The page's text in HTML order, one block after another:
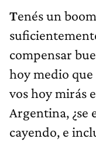
Tenés un
compensar
hoy medio que
vos hoy mirás
Argentina, ¿se
cayendo, e